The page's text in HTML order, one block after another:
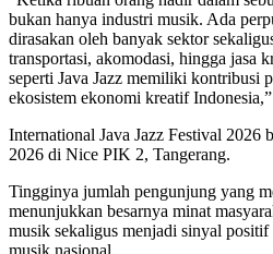
bukan hanya industri musik. Ada
dirasakan oleh banyak sektor
transportasi, akomodasi, hingga jasa
seperti Java Jazz memiliki kontribusi
ekosistem ekonomi kreatif
International Java Jazz Festival 2026
2026 di Nice PIK 2, Tangerang.
Tingginya jumlah pengunjung yang
menunjukkan besarnya minat
musik sekaligus menjadi sinyal
musik nasional.